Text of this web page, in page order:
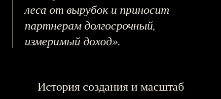
ПАРТНЕРАМ
леса от вырубок и приносит
партнерам долгосрочный,
измеримый доход».
История создания и масштаб